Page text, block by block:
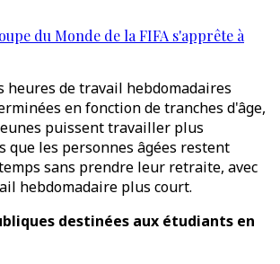
du Monde de la FIFA s'apprête à
heures de travail hebdomadaires
en fonction de tranches d'âge,
puissent travailler plus
que les personnes âgées restent
sans prendre leur retraite, avec
hebdomadaire plus court.
destinées aux étudiants en